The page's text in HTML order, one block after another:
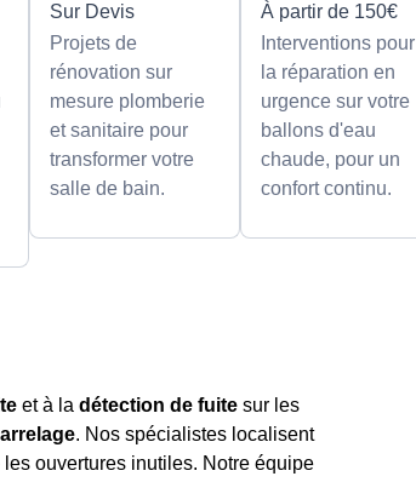
Sur Devis
Projets de
rénovation sur
mesure plomberie
et sanitaire pour
transformer votre
salle de bain.
À partir de 150€
Interventions pour
la réparation en
urgence sur votre
ballons d'eau
chaude, pour un
confort continu.
et à la détection de fuite sur les
. Nos spécialistes localisent
ouvertures inutiles. Notre équipe